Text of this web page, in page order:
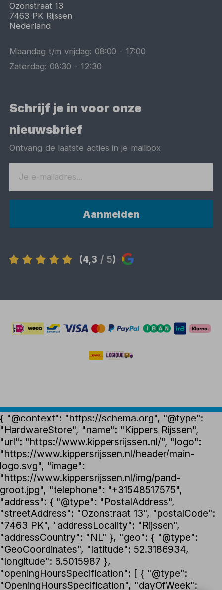
Ozonstraat 13
7463 PK Rijssen
Nederland
Maandag t/m vrijdag:08:00 -17:00
Zaterdag:08:30 -12:30
Schrijf je in voor onze
nieuwsbrief
Ontvang de laatste acties in je mailbox
Aanmelden
(4,3 / 5)
{ "@context": "https://schema.org", "@type":
"HardwareStore", "name": "Kippers Rijssen",
"url": "https://www.kippersrijssen.nl/", "logo":
"https://www.kippersrijssen.nl/header/main-
logo.svg", "image":
"https://www.kippersrijssen.nl/img/pand-
groot.jpg", "telephone": "+31548517575",
"address": { "@type": "PostalAddress",
"streetAddress": "Ozonstraat 13", "postalCode":
"7463 PK", "addressLocality": "Rijssen",
"addressCountry": "NL" }, "geo": { "@type":
"GeoCoordinates", "latitude": 52.3186934,
"longitude": 6.5015987 },
"openingHoursSpecification": [ { "@type":
"OpeningHoursSpecification", "dayOfWeek":